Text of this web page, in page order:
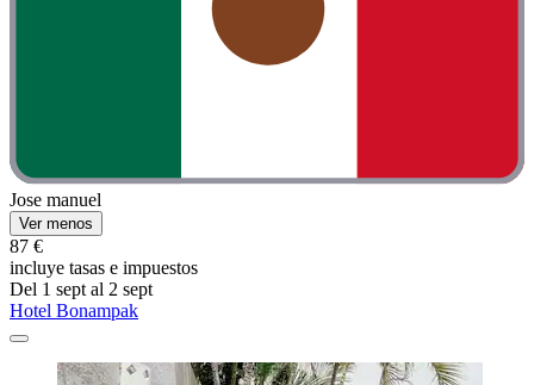
Jose manuel
Ver menos
87 €
incluye tasas e impuestos
Del 1 sept al 2 sept
Hotel Bonampak